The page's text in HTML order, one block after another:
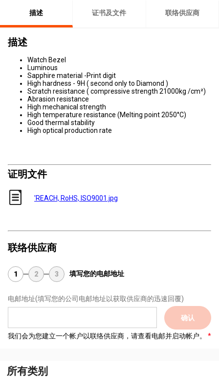
描述 证书及文件 联络供应商
描述
Watch Bezel
Luminous
Sapphire material -Print digit
High hardness - 9H ( second only to Diamond )
Scratch resistance ( compressive strength 21000kg /cm²)
Abrasion resistance
High mechanical strength
High temperature resistance (Melting point 2050°C)
Good thermal stability
High optical production rate
证明文件
'REACH, RoHS, ISO9001.jpg
联络供应商
1 2 3 填写您的电邮地址
电邮地址(填写您的公司电邮地址以获取供应商的迅速回覆)
确认
我们会为您建立一个帐户以联络供应商，请查看电邮并启动帐户。
所有类别